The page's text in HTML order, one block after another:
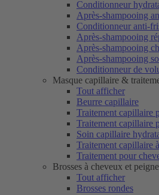
Conditionneur
Après-shampooing
Conditionneur anti-
Après-shampooing
Après-shampooing
Après-shampooing
Conditionneur de
Masque capillaire &
Tout afficher
Beurre capillaire
Traitement capillaire
Traitement capillaire
Soin capillaire
Traitement capillaire
Traitement pour
Brosses à cheveux et
Tout afficher
Brosses rondes